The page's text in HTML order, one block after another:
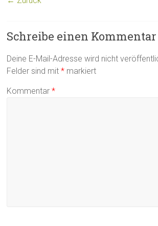
Schreibe einen Kommentar
Deine E-Mail-Adresse wird nicht
Felder sind mit* markiert
Kommentar*